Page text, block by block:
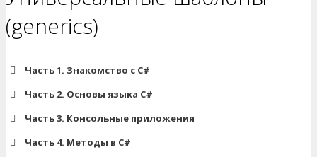
(generics)
Часть 1. Знакомство с C#
Язык C# и .NET
Знакомство с Visual Studio Code
Знакомство с Visual Studio
Часть 2. Основы языка C#
Структура программы на C#
Общая система типов в .NET (Common Type System, CTS)
Часть 3. Консольные приложения
Работа с консолью в C# (класс Console)
Часть 4. Методы в C#